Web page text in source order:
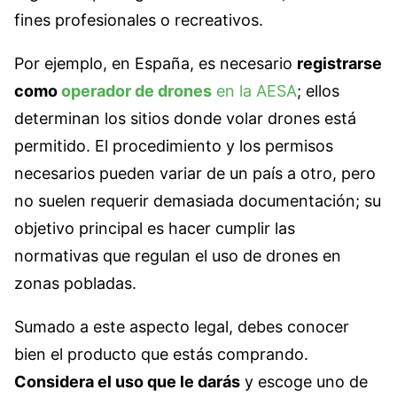
fines profesionales o recreativos.
Por ejemplo, en España, es necesario registrarse
comooperador de drones en la AESA; ellos
determinan los sitios donde volar drones está
permitido. El procedimiento y los permisos
necesarios pueden variar de un país a otro, pero
no suelen requerir demasiada documentación; su
objetivo principal es hacer cumplir las
normativas que regulan el uso de drones en
zonas pobladas.
Sumado a este aspecto legal, debes conocer
bien el producto que estás comprando.
Considera el uso que le darás y escoge uno de